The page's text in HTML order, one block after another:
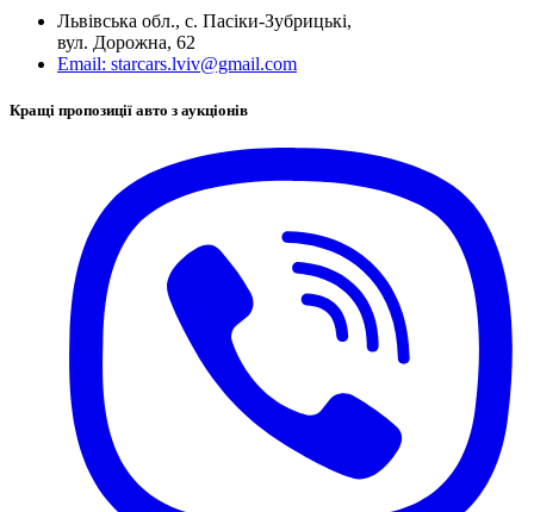
Львівська обл., с. Пасіки-Зубрицькі,
вул. Дорожна, 62
Email: starcars.lviv@gmail.com
Кращі пропозиції авто з аукціонів